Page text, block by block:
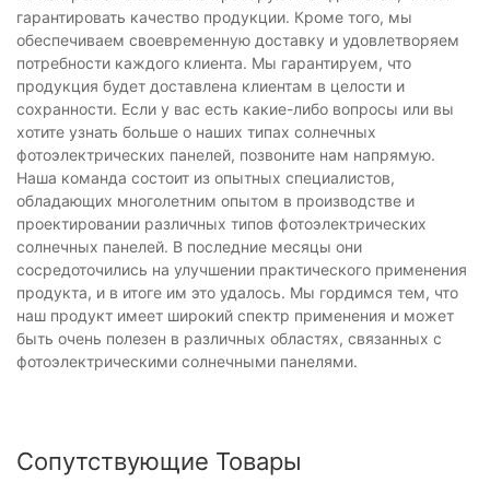
гарантировать качество продукции. Кроме того, мы
обеспечиваем своевременную доставку и удовлетворяем
потребности каждого клиента. Мы гарантируем, что
продукция будет доставлена ​​клиентам в целости и
сохранности. Если у вас есть какие-либо вопросы или вы
хотите узнать больше о наших типах солнечных
фотоэлектрических панелей, позвоните нам напрямую.
Наша команда состоит из опытных специалистов,
обладающих многолетним опытом в производстве и
проектировании различных типов фотоэлектрических
солнечных панелей. В последние месяцы они
сосредоточились на улучшении практического применения
продукта, и в итоге им это удалось. Мы гордимся тем, что
наш продукт имеет широкий спектр применения и может
быть очень полезен в различных областях, связанных с
фотоэлектрическими солнечными панелями.
Сопутствующие Товары